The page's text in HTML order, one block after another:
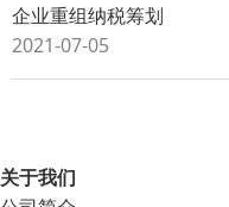
企业重组纳税筹划
2021-07-05
关于我们